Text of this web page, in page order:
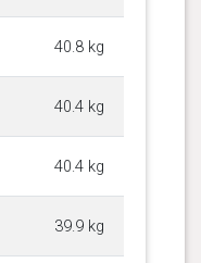
40.8 kg
40.4 kg
40.4 kg
39.9 kg